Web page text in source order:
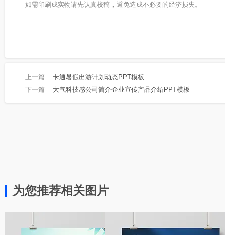
如需印刷成实物请先认真校稿，避免造成不必要的经济损失。
上一篇 卡通暑假出游计划动态PPT模板
下一篇 大气科技感公司简介企业宣传产品介绍PPT模板
为您推荐相关图片